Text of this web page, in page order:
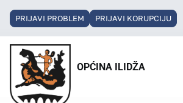
PRIJAVI PROBLEM PRIJAVI KORUPCIJU
OPĆINA ILIDŽA